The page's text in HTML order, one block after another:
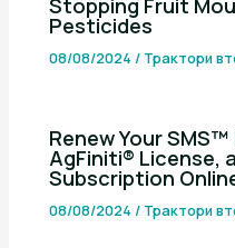
Stopping Fruit
Pesticides
08/08/2024/ Трактори
Renew Your
AgFiniti® License,
Subscription
08/08/2024/ Трактори